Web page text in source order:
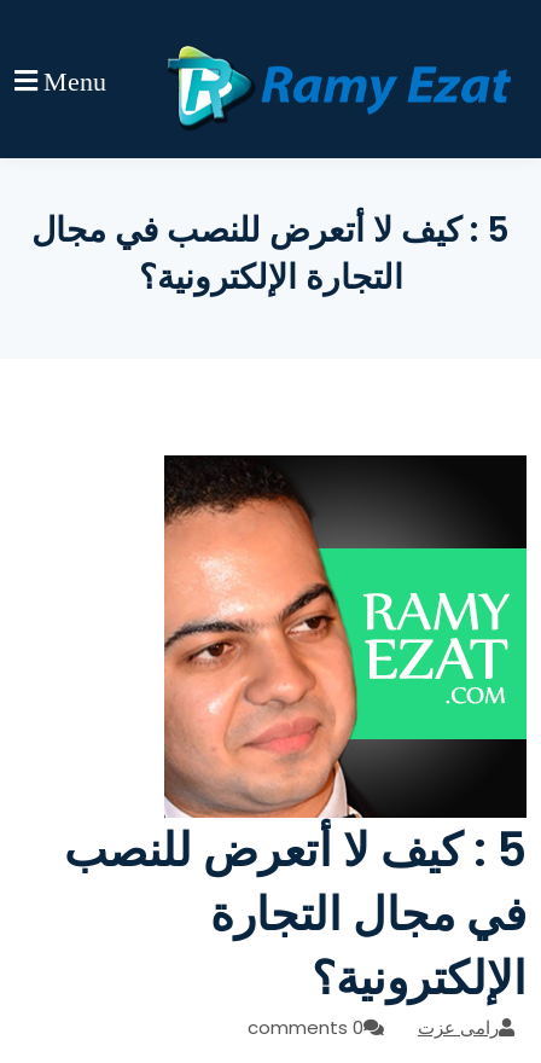
Menu
5 : كيف لا أتعرض للنصب في مجال
التجارة الإلكترونية؟
5 : كيف لا أتعرض للنصب
في مجال التجارة
الإلكترونية؟
رامى عزت 0 comments